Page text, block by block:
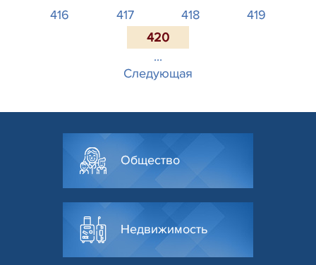
416
417 418
419
420
...
Следующая
Общество
Недвижимость